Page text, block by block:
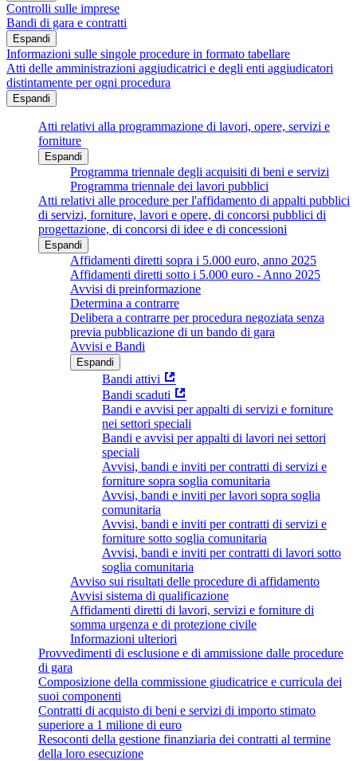
Controlli sulle imprese
Bandi di gara e contratti
Espandi
Informazioni sulle singole procedure in formato tabellare
Atti delle amministrazioni aggiudicatrici e degli enti aggiudicatori
distintamente per ogni procedura
Espandi
Atti relativi alla programmazione di lavori, opere, servizi e
forniture
Espandi
Programma triennale degli acquisiti di beni e servizi
Programma triennale dei lavori pubblici
Atti relativi alle procedure per l'affidamento di appalti pubblici
di servizi, forniture, lavori e opere, di concorsi pubblici di
progettazione, di concorsi di idee e di concessioni
Espandi
Affidamenti diretti sopra i 5.000 euro, anno 2025
Affidamenti diretti sotto i 5.000 euro - Anno 2025
Avvisi di preinformazione
Determina a contrarre
Delibera a contrarre per procedura negoziata senza
previa pubblicazione di un bando di gara
Avvisi e Bandi
Espandi
Bandi attivi
Bandi scaduti
Bandi e avvisi per appalti di servizi e forniture
nei settori speciali
Bandi e avvisi per appalti di lavori nei settori
speciali
Avvisi, bandi e inviti per contratti di servizi e
forniture sopra soglia comunitaria
Avvisi, bandi e inviti per lavori sopra soglia
comunitaria
Avvisi, bandi e inviti per contratti di servizi e
forniture sotto soglia comunitaria
Avvisi, bandi e inviti per contratti di lavori sotto
soglia comunitaria
Avviso sui risultati delle procedure di affidamento
Avvisi sistema di qualificazione
Affidamenti diretti di lavori, servizi e forniture di
somma urgenza e di protezione civile
Informazioni ulteriori
Provvedimenti di esclusione e di ammissione dalle procedure
di gara
Composizione della commissione giudicatrice e curricula dei
suoi componenti
Contratti di acquisto di beni e servizi di importo stimato
superiore a 1 milione di euro
Resoconti della gestione finanziaria dei contratti al termine
della loro esecuzione